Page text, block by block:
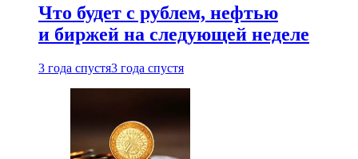
Что будет с рублем, нефтью
и биржей на следующей неделе
3 года спустя3 года спустя